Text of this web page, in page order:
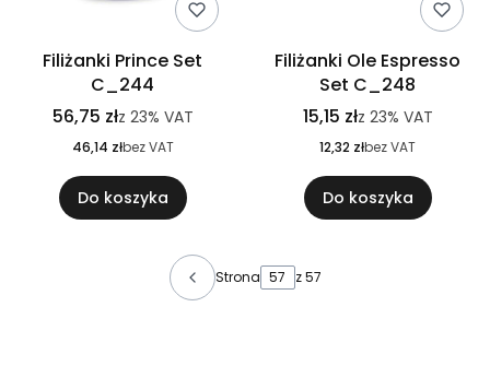
Filiżanki Prince Set
C_244
56,75 złz 23% VAT
46,14 złbez VAT
Do koszyka
Filiżanki Ole Espresso
Set C_248
15,15 złz 23% VAT
12,32 złbez VAT
Do koszyka
Strona z 57